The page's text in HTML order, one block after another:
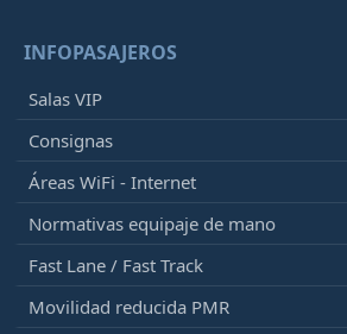
INFOPASAJEROS
Salas VIP
Consignas
Áreas WiFi - Internet
Normativas equipaje de mano
Fast Lane / Fast Track
Movilidad reducida PMR